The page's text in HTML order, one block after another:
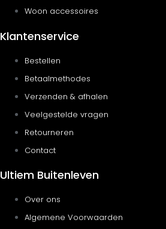
Woon accessoires
Klantenservice
Bestellen
Betaalmethodes
Verzenden & afhalen
Veelgestelde vragen
Retourneren
Contact
Ultiem Buitenleven
Over ons
Algemene Voorwaarden